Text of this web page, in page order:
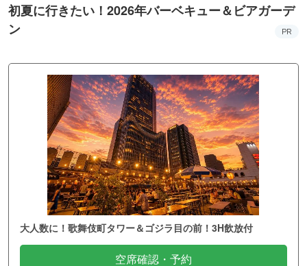
初夏に行きたい！2026年バーベキュー＆ビアガーデ
ン
PR
大人数に！歌舞伎町タワー＆ゴジラ目の前！3H飲放付
空席確認・予約